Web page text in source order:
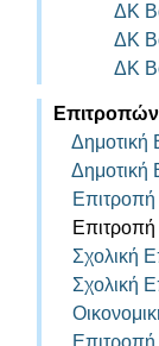
ΔΚ
ΔΚ
ΔΚ
Επιτροπών
Δημοτική
Δημοτική
Επιτροπή
Σχολική
Σχολική